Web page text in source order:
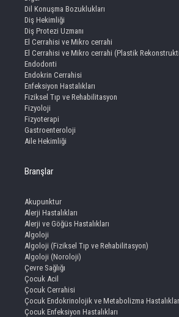
Dil Konuşma Bozuklukları
Diş Hekimliği
Diş Protezi Uzmanı
El Cerrahisi ve Mikro cerrahi
El Cerrahisi ve Mikro cerrahi (Plastik
Endodonti
Endokrin Cerrahisi
Enfeksiyon Hastalıkları
Fiziksel Tıp ve Rehabilitasyon
Fizyoloji
Fizyoterapi
Gastroenteroloji
Aile Hekimliği
Branşlar
Akupunktur
Alerji Hastalıkları
Alerji ve Göğüs Hastalıkları
Algoloji
Algoloji (Fiziksel Tıp ve Rehabilitasyon)
Algoloji (Noroloji)
Çevre Sağlığı
Çocuk Acil
Çocuk Cerrahisi
Çocuk Endokrinolojik ve Metabolizma
Çocuk Enfeksiyon Hastalıkları